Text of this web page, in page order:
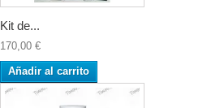
Kit de...
170,00 €
Añadir al carrito